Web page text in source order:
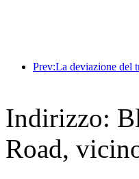
Indirizzo:
Road,